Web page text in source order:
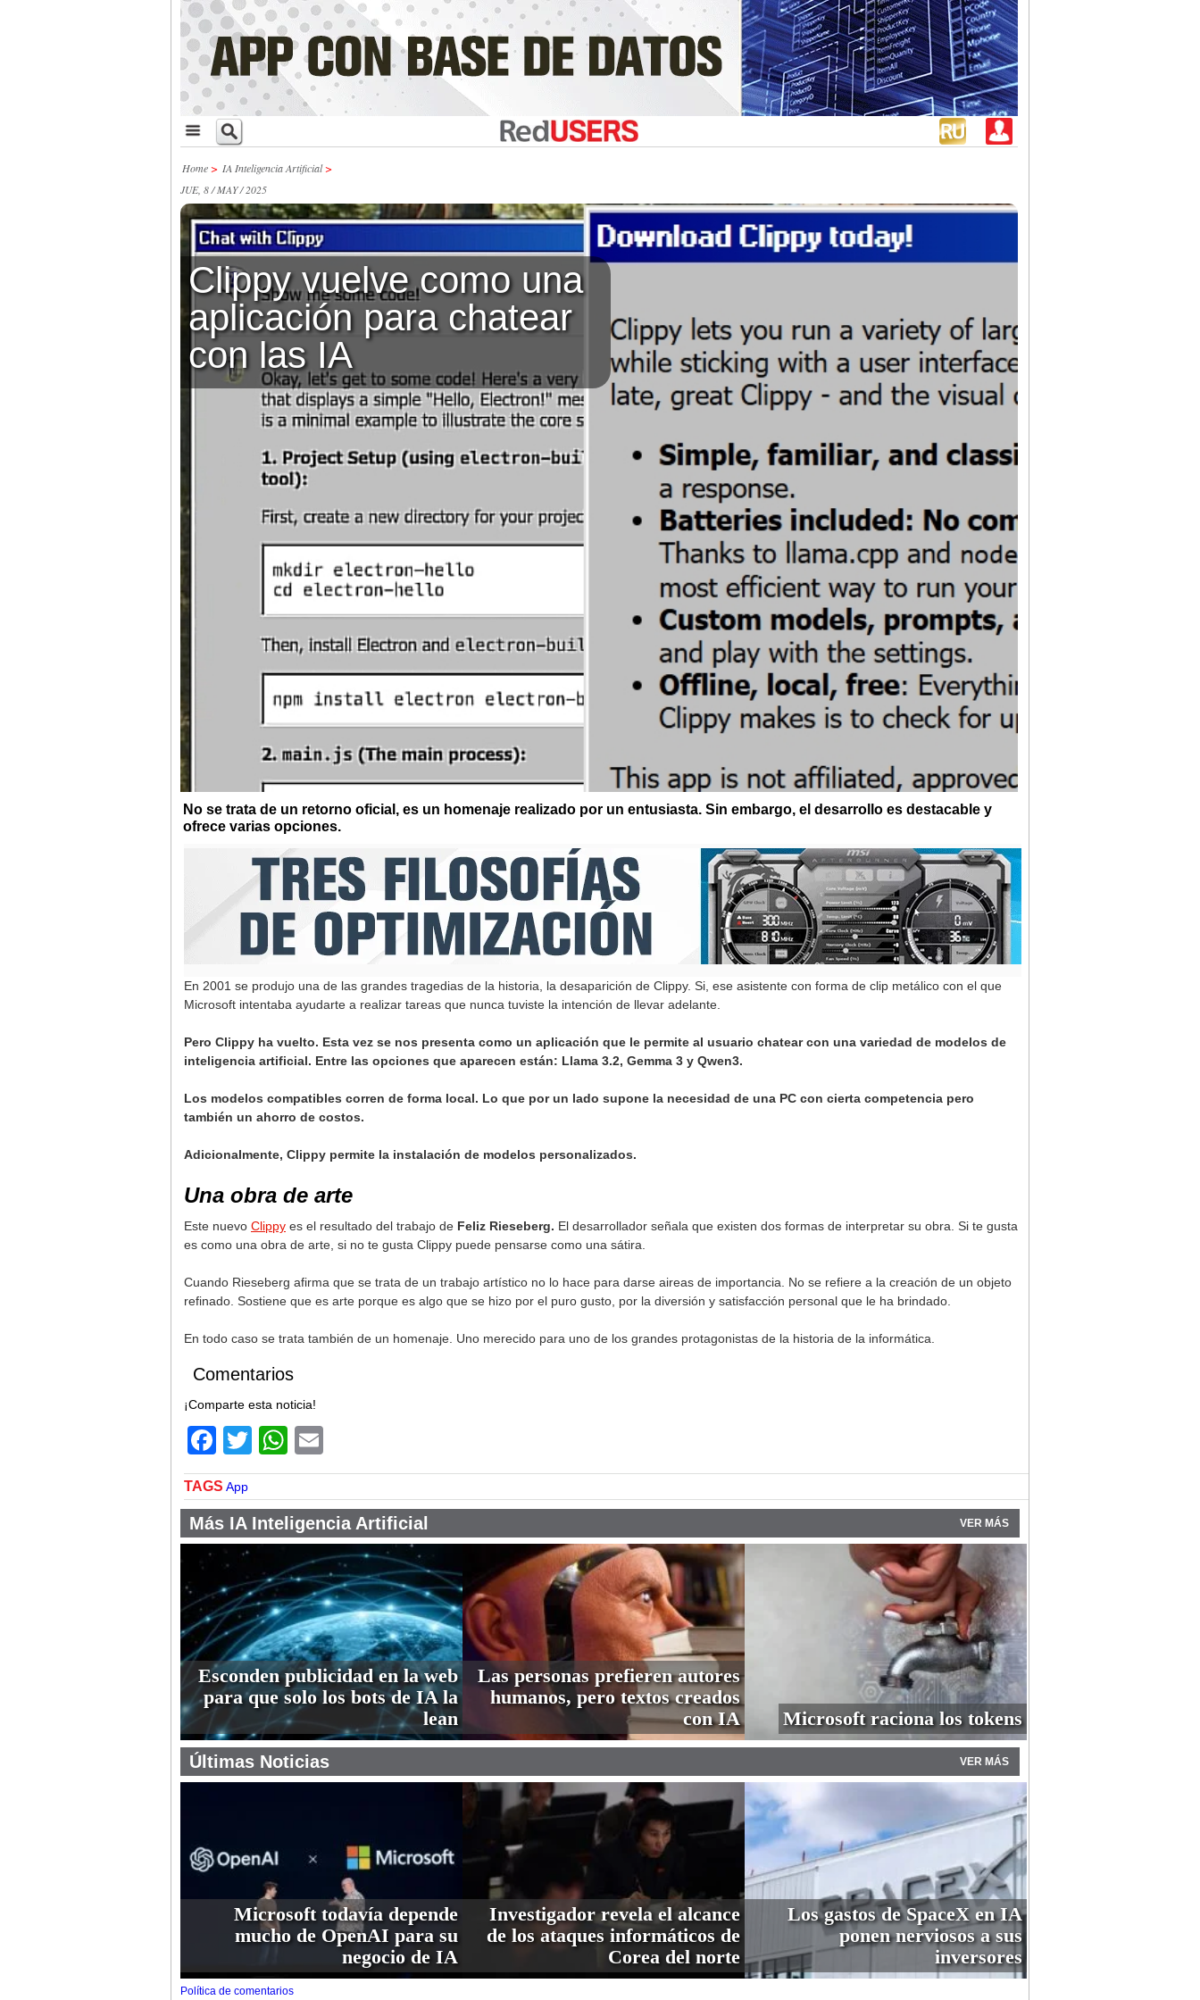
Home> IA Inteligencia Artificial>
JUE, 8 / MAY / 2025
Clippy vuelve como una
aplicación para chatear
con las IA
No se trata de un retorno oficial, es un homenaje realizado por un entusiasta. Sin embargo, el desarrollo es destacable y
ofrece varias opciones.
En 2001 se produjo una de las grandes tragedias de la historia, la desaparición de Clippy. Si, ese asistente con forma de clip metálico con el que
Microsoft intentaba ayudarte a realizar tareas que nunca tuviste la intención de llevar adelante.
Pero Clippy ha vuelto. Esta vez se nos presenta como un aplicación que le permite al usuario chatear con una variedad de modelos de
inteligencia artificial. Entre las opciones que aparecen están: Llama 3.2, Gemma 3 y Qwen3.
Los modelos compatibles corren de forma local. Lo que por un lado supone la necesidad de una PC con cierta competencia pero
también un ahorro de costos.
Adicionalmente, Clippy permite la instalación de modelos personalizados.
Una obra de arte
Este nuevo Clippy es el resultado del trabajo de Feliz Rieseberg. El desarrollador señala que existen dos formas de interpretar su obra. Si te gusta
es como una obra de arte, si no te gusta Clippy puede pensarse como una sátira.
Cuando Rieseberg afirma que se trata de un trabajo artístico no lo hace para darse aireas de importancia. No se refiere a la creación de un objeto
refinado. Sostiene que es arte porque es algo que se hizo por el puro gusto, por la diversión y satisfacción personal que le ha brindado.
En todo caso se trata también de un homenaje. Uno merecido para uno de los grandes protagonistas de la historia de la informática.
Comentarios
¡Comparte esta noticia!
Facebook
TwitterWhatsApp
TAGS App
Más IA Inteligencia Artificial VER MÁS
Esconden publicidad en la web
para que solo los bots de IA la
lean
Las personas prefieren autores
humanos, pero textos creados
con IA
Microsoft raciona los tokens
Últimas Noticias VER MÁS
Microsoft todavía depende
mucho de OpenAI para su
negocio de IA
Investigador revela el alcance
de los ataques informáticos de
Corea del norte
Los gastos de SpaceX en IA
ponen nerviosos a sus
inversores
Política de comentarios